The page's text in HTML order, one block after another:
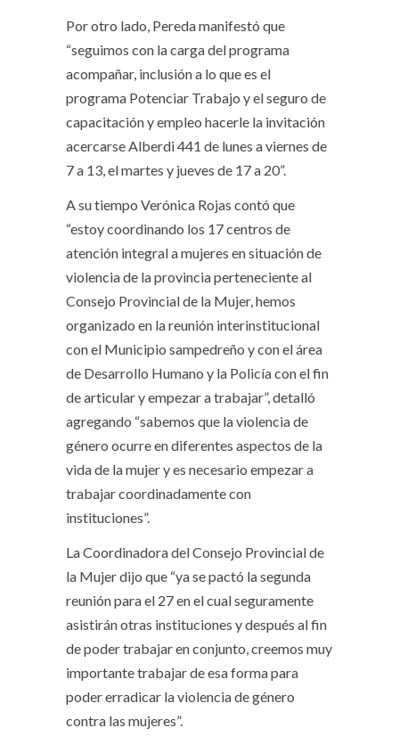
Por otro lado, Pereda manifestó que
“seguimos con la carga del programa
acompañar, inclusión a lo que es el
programa Potenciar Trabajo y el seguro de
capacitación y empleo hacerle la invitación
acercarse Alberdi 441 de lunes a viernes de
7 a 13, el martes y jueves de 17 a 20”.
A su tiempo Verónica Rojas contó que
“estoy coordinando los 17 centros de
atención integral a mujeres en situación de
violencia de la provincia perteneciente al
Consejo Provincial de la Mujer, hemos
organizado en la reunión interinstitucional
con el Municipio sampedreño y con el área
de Desarrollo Humano y la Policía con el fin
de articular y empezar a trabajar”, detalló
agregando “sabemos que la violencia de
género ocurre en diferentes aspectos de la
vida de la mujer y es necesario empezar a
trabajar coordinadamente con
instituciones”.
La Coordinadora del Consejo Provincial de
la Mujer dijo que “ya se pactó la segunda
reunión para el 27 en el cual seguramente
asistirán otras instituciones y después al fin
de poder trabajar en conjunto, creemos muy
importante trabajar de esa forma para
poder erradicar la violencia de género
contra las mujeres”.